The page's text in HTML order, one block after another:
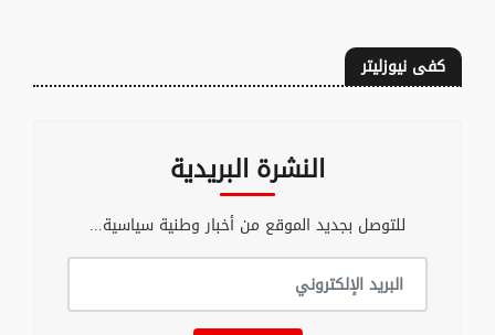
كفى نيوزليتر
النشرة البريدية
للتوصل بجديد الموقع من أخبار وطنية سياسية...